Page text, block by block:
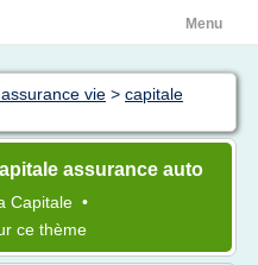
Menu
vie > capitale
assurance auto
Capitale •
ce thème